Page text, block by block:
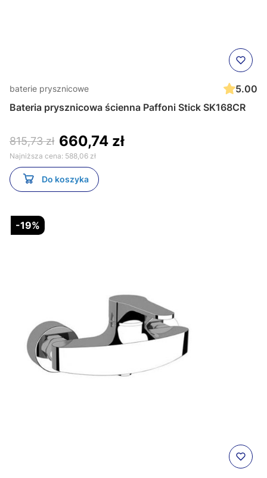
baterie prysznicowe
5.00
Bateria prysznicowa ścienna Paffoni Stick SK168CR
815,73 zł 660,74 zł
Najniższa cena: 588,06 zł
Do koszyka
-19%